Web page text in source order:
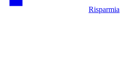
Risparmia